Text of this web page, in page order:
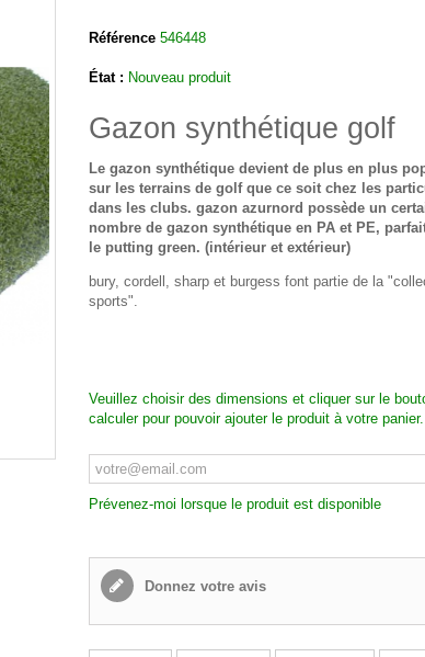
Référence 546448
État : Nouveau produit
Gazon synthétique golf
Le gazon synthétique devient de plus en plus
sur les terrains de golf que ce soit chez les
dans les clubs. gazon azurnord possède un
nombre de gazon synthétique en PA et PE,
le putting green. (intérieur et extérieur)
bury, cordell, sharp et burgess font partie de la
sports".
Veuillez choisir des dimensions et cliquer sur le
calculer pour pouvoir ajouter le produit à votre panier.
Prévenez-moi lorsque le produit est disponible
Donnez votre avis